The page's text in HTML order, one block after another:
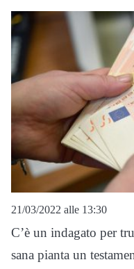
21/03/2022 alle 13:30
C’è un indagato per
sana pianta un